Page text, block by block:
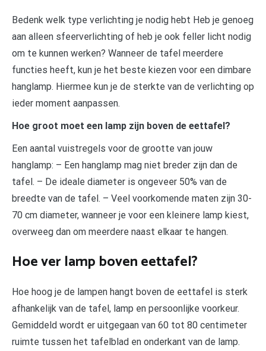
Bedenk welk type verlichting je nodig hebt Heb je genoeg
aan alleen sfeerverlichting of heb je ook feller licht nodig
om te kunnen werken? Wanneer de tafel meerdere
functies heeft, kun je het beste kiezen voor een dimbare
hanglamp. Hiermee kun je de sterkte van de verlichting op
ieder moment aanpassen.
Hoe groot moet een lamp zijn boven de eettafel?
Een aantal vuistregels voor de grootte van jouw
hanglamp: – Een hanglamp mag niet breder zijn dan de
tafel. – De ideale diameter is ongeveer 50% van de
breedte van de tafel. – Veel voorkomende maten zijn 30-
70 cm diameter, wanneer je voor een kleinere lamp kiest,
overweeg dan om meerdere naast elkaar te hangen.
Hoe ver lamp boven eettafel?
Hoe hoog je de lampen hangt boven de eettafel is sterk
afhankelijk van de tafel, lamp en persoonlijke voorkeur.
Gemiddeld wordt er uitgegaan van 60 tot 80 centimeter
ruimte tussen het tafelblad en onderkant van de lamp.